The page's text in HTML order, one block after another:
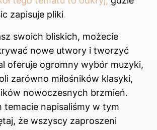
zapisuje pliki.
swoich bliskich, możecie
nowe utwory i tworzyć
oferuje ogromny wybór muzyki,
zarówno miłośników klasyki,
nowoczesnych brzmień.
temacie napisaliśmy w tym
że wszyscy zaproszeni